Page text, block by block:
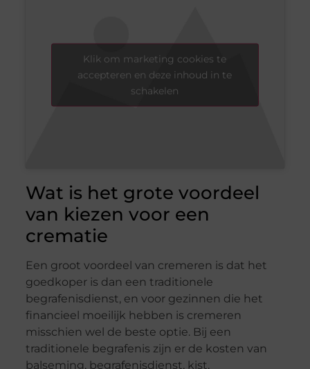
Klik om marketing cookies te
accepteren en deze inhoud in te
schakelen
Wat is het grote voordeel
van kiezen voor een
crematie
Een groot voordeel van cremeren is dat het
goedkoper is dan een traditionele
begrafenisdienst, en voor gezinnen die het
financieel moeilijk hebben is cremeren
misschien wel de beste optie. Bij een
traditionele begrafenis zijn er de kosten van
balseming, begrafenisdienst, kist,